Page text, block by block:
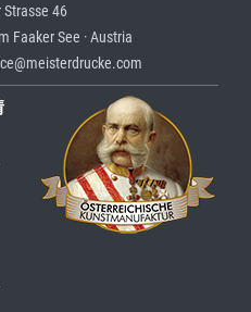
Strasse 46
Faaker See · Austria